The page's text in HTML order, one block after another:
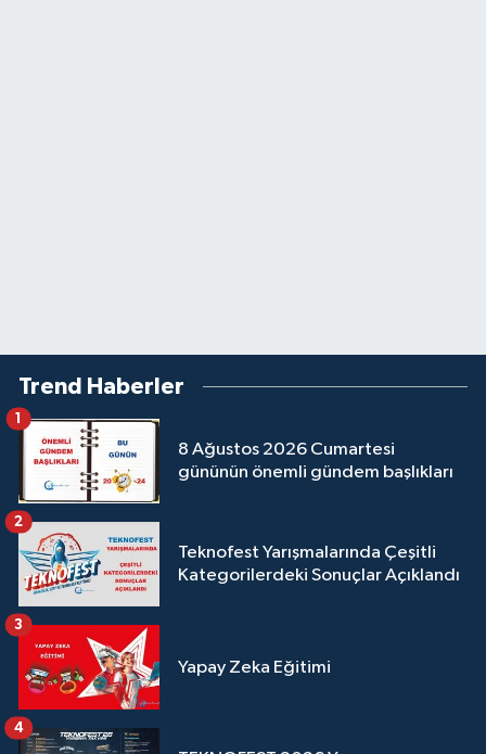
Trend Haberler
8 Ağustos 2026 Cumartesi
gününün önemli gündem başlıkları
1
Teknofest Yarışmalarında Çeşitli
Kategorilerdeki Sonuçlar Açıklandı
2
Yapay Zeka Eğitimi
3
4